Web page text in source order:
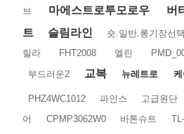
브
마에스트로투모로우 버
트
슬림라인 숏.일반.롱기장선택
릴라
FHT2008 엘린
부드러운2
교복 뉴레트로 케
PHZ4WC1012 파인스 고급원단
어
CPMP3062W0 바톤슈트